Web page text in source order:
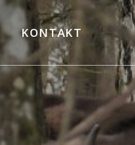
KONTAKT